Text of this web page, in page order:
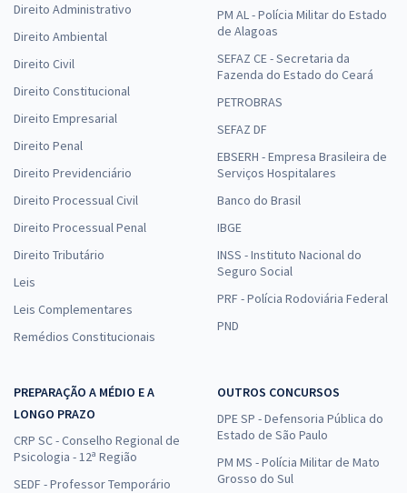
Direito Administrativo
Direito Ambiental
Direito Civil
Direito Constitucional
Direito Empresarial
Direito Penal
Direito Previdenciário
Direito Processual Civil
Direito Processual Penal
Direito Tributário
Leis
Leis Complementares
Remédios Constitucionais
PM AL - Polícia Militar do Estado
de Alagoas
SEFAZ CE - Secretaria da
Fazenda do Estado do Ceará
PETROBRAS
SEFAZ DF
EBSERH - Empresa Brasileira de
Serviços Hospitalares
Banco do Brasil
IBGE
INSS - Instituto Nacional do
Seguro Social
PRF - Polícia Rodoviária Federal
PND
PREPARAÇÃO A MÉDIO E A
LONGO PRAZO
CRP SC - Conselho Regional de
Psicologia - 12ª Região
SEDF - Professor Temporário
OUTROS CONCURSOS
DPE SP - Defensoria Pública do
Estado de São Paulo
PM MS - Polícia Militar de Mato
Grosso do Sul